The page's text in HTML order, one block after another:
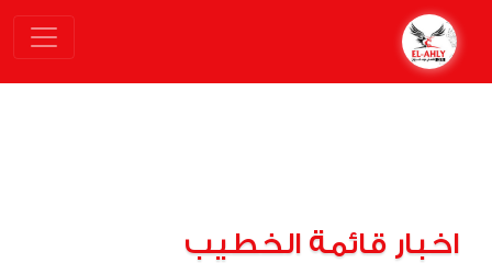
اخبار قائمة الخطيب